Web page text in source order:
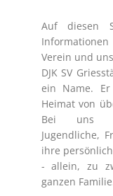
Auf diesen
Verein und
DJK SV
ein Name.
Heimat von
Bei uns
Jugendliche,
ihre
- allein, zu
ganzen